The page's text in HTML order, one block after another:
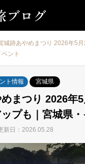
ブログ
城跡あやめまつり 2026年5
ント
ト情報 宮城県
まつり 2026年
プも｜宮城県・
新日：2026.05.28